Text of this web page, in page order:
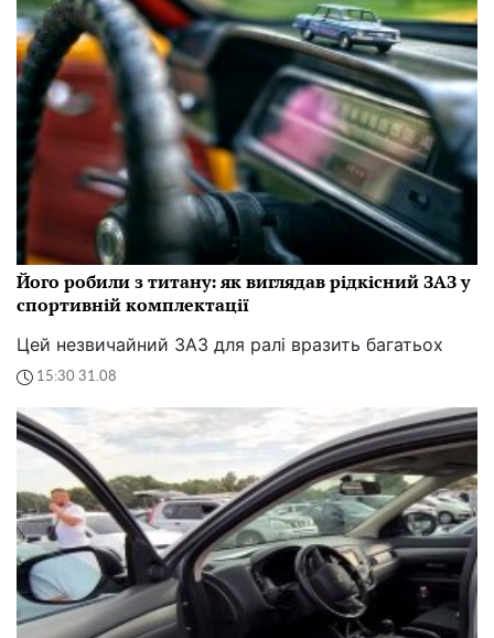
Його робили з титану: як виглядав рідкісний ЗАЗ у
спортивній комплектації
Цей незвичайний ЗАЗ для ралі вразить багатьох
15:30 31.08